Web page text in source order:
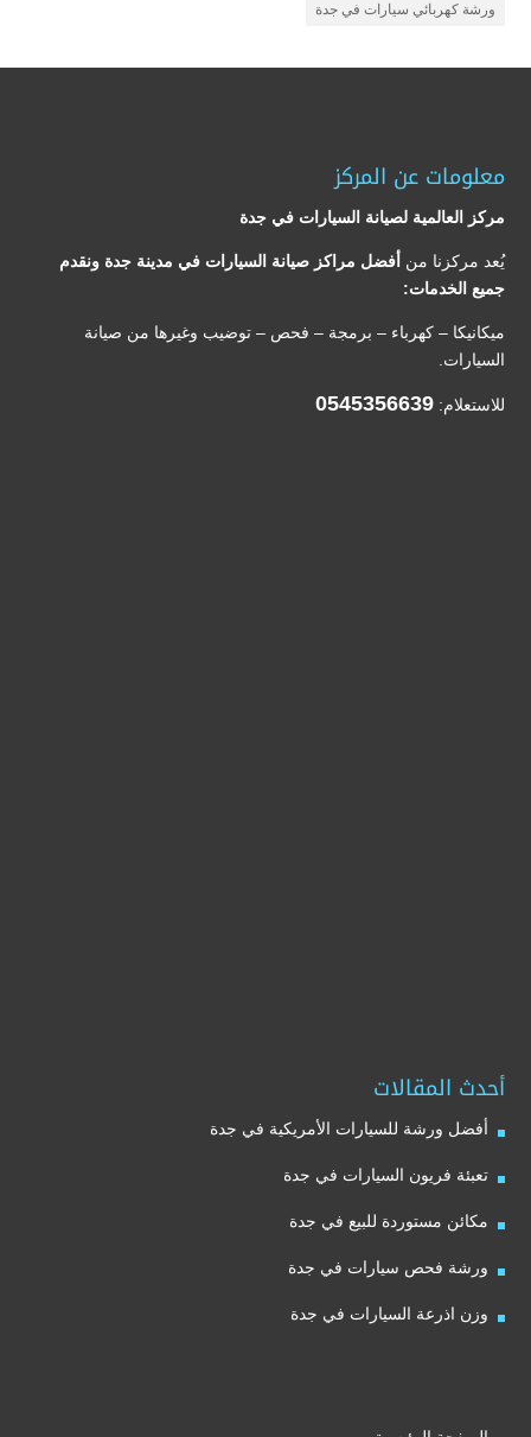
ورشة كهربائي سيارات في جدة
معلومات عن المركز
مركز العالمية لصيانة السيارات في جدة
يُعد مركزنا من أفضل مراكز صيانة السيارات في مدينة جدة ونقدم
جميع الخدمات:
ميكانيكا – كهرباء – برمجة – فحص – توضيب وغيرها من صيانة
السيارات.
للاستعلام: 0545356639
أحدث المقالات
أفضل ورشة للسيارات الأمريكية في جدة
تعبئة فريون السيارات في جدة
مكائن مستوردة للبيع في جدة
ورشة فحص سيارات في جدة
وزن اذرعة السيارات في جدة